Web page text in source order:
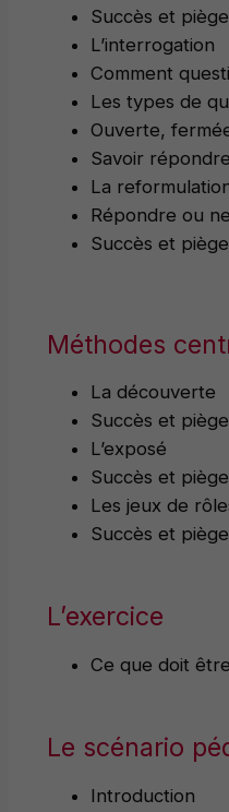
Succès et
L’interrogation
Comment
Les types de
Ouverte,
Savoir répondre
La
Répondre ou
Succès et
Méthodes
La découverte
Succès et
L’exposé
Succès et
Les jeux de
Succès et
L’exercice
Ce que doit
Le scénario
Introduction